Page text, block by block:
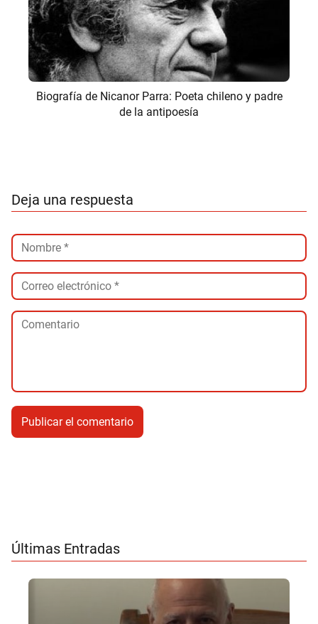
Biografía de Nicanor Parra: Poeta chileno y padre
de la antipoesía
Deja una respuesta
Últimas Entradas